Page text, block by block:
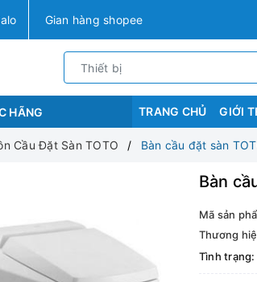
Gian hàng shopee
HÃNG TRANG CHỦ GIỚI
Cầu Đặt Sàn TOTO Bàn cầu đặt sàn
Bàn
Mã sản
Thương
Tình trạng: